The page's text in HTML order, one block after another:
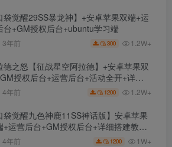
袋觉醒29SS暴龙神】+安卓苹果双端+运
台+GM授权后台+ubuntu学习端
3年前 300 1.2W+
德之怒【征战星空阿拉德】+安卓苹果双
授权后台+运营后台+活动全开+详细
4年前 1200 1.2W+
袋觉醒九色神鹿11SS神话版】安卓苹果
+运营后台+GM授权后台+详细搭建教
4年前 1200 1W+